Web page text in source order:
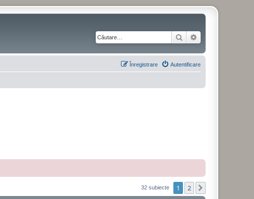
Căutare
Autentificare
Înregistrare
32 subiecte 1 2